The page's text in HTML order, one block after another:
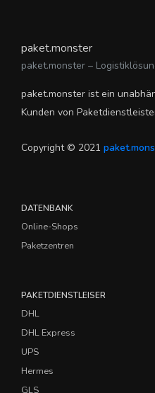
paket.monster
paket.monster –
paket.monster ist ein
Kunden von
Copyright © 2021
DATENBANK
Online-Shops
Paketzentren
PAKETDIENSTLEISER
DHL
DHL Express
UPS
Hermes
GLS